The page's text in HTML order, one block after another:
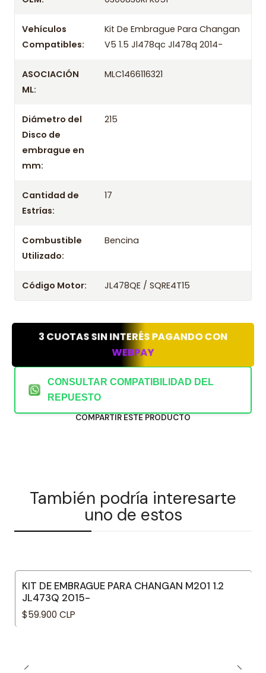
tienda previo correo de confirmación.
Vehículos
Compatibles:
Kit De Embrague Para Changan
V5 1.5 Jl478qc Jl478q 2014-
ASOCIACIÓN
ML:
MLC1466116321
Diámetro del
Disco de
embrague en
mm:
215
Cantidad de
Estrías:
17
Combustible
Utilizado:
Bencina
Código Motor: JL478QE / SQRE4T15
3 CUOTAS SIN INTERÉS PAGANDO CON
WEBPAY
CONSULTAR COMPATIBILIDAD DEL
REPUESTO
COMPARTIR ESTE PRODUCTO
También podría interesarte
uno de estos
KIT DE EMBRAGUE PARA CHANGAN M201 1.2
JL473Q 2015-
$59.900 CLP